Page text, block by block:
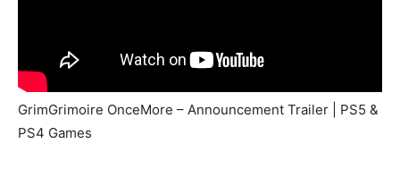
GrimGrimoire OnceMore – Announcement Trailer | PS5 &
PS4 Games